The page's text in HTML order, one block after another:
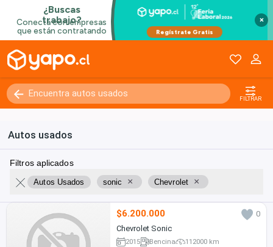
×
FILTRAR
Autos usados
Filtros aplicados
Autos Usados sonic × Chevrolet ×
$6.200.000
0
Chevrolet Sonic
2015 Bencina 112000 km